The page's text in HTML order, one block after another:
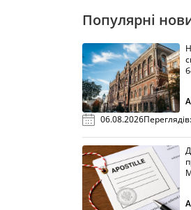
Популярні
06.08.2026Переглядів: